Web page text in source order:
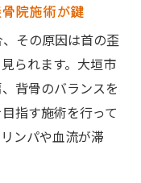
院施術が鍵
その原因は首の歪
られます。大垣市
背骨のバランスを
指す施術を行って
ンパや血流が滞